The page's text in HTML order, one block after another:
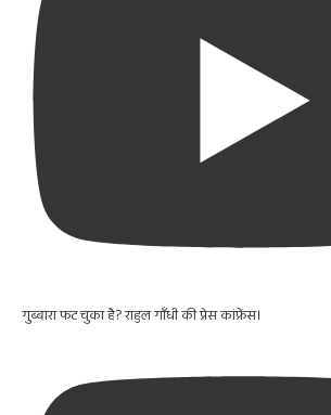
गुब्बारा फट चुका है? राहुल गाँधी की प्रेस कांफ्रेंस।